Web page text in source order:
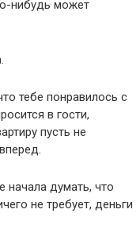
нибудь может
тебе понравилось с
в гости,
пусть не
думать, что
не требует, деньги